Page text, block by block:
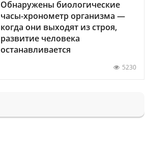
Обнаружены биологические
часы-хронометр организма —
когда они выходят из строя,
развитие человека
останавливается
5230